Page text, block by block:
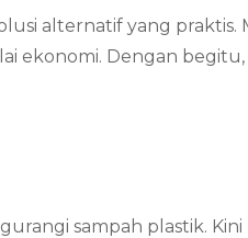
alternatif yang praktis.
ekonomi. Dengan
sampah plastik.